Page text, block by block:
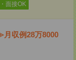
面接OK
収例28万8000